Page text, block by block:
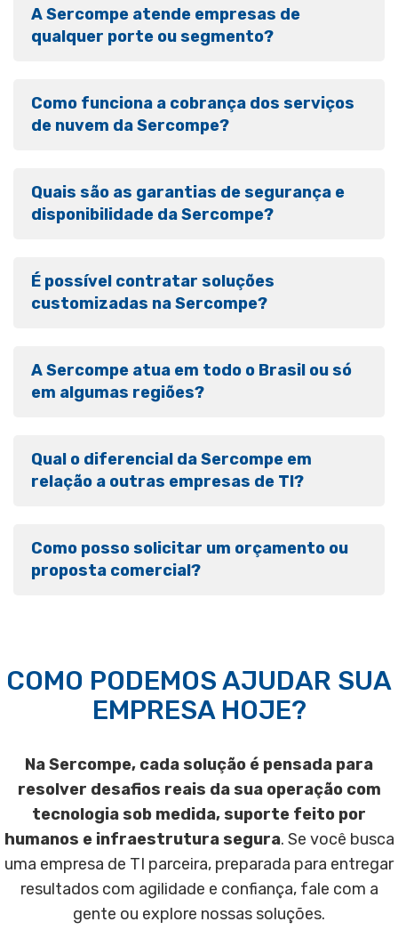
A Sercompe atende empresas de
qualquer porte ou segmento?
Como funciona a cobrança dos serviços
de nuvem da Sercompe?
Quais são as garantias de segurança e
disponibilidade da Sercompe?
É possível contratar soluções
customizadas na Sercompe?
A Sercompe atua em todo o Brasil ou só
em algumas regiões?
Qual o diferencial da Sercompe em
relação a outras empresas de TI?
Como posso solicitar um orçamento ou
proposta comercial?
COMO PODEMOS AJUDAR SUA
EMPRESA HOJE?
Na Sercompe, cada solução é pensada para
resolver desafios reais da sua operação com
tecnologia sob medida, suporte feito por
humanos e infraestrutura segura. Se você busca
uma empresa de TI parceira, preparada para entregar
resultados com agilidade e confiança, fale com a
gente ou explore nossas soluções.